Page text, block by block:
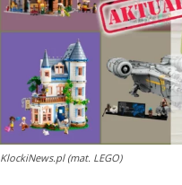
KlockiNews.pl (mat. LEGO)